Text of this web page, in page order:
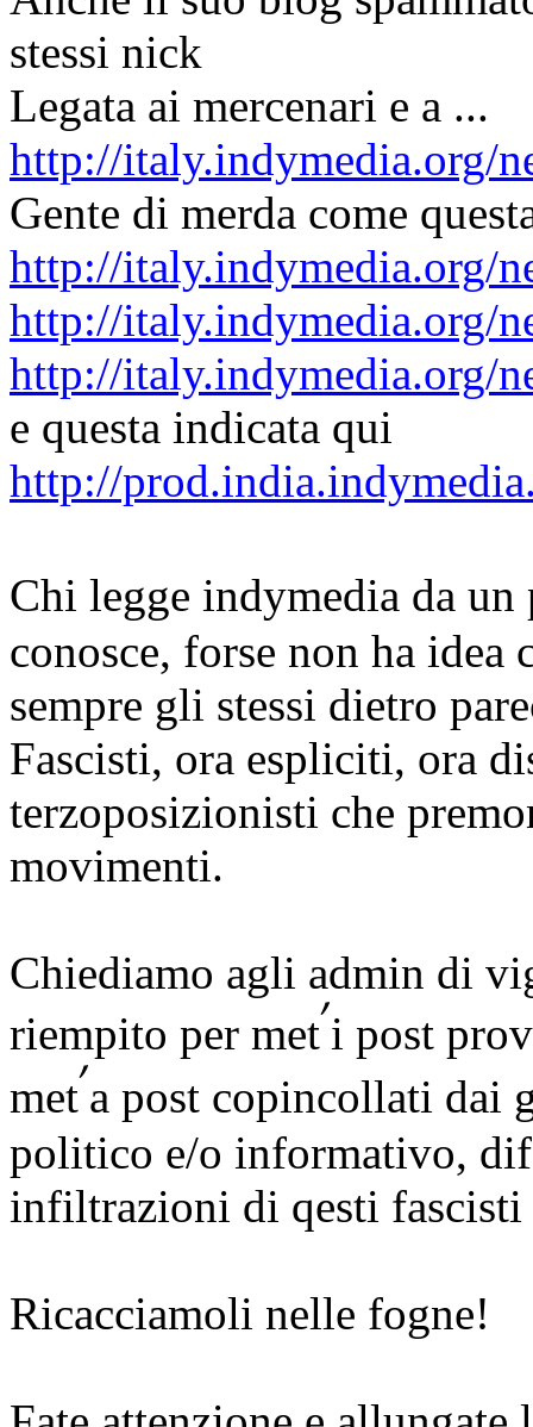
stessi nick
Legata ai mercenari e a ...
http://italy.indymedia.org/
Gente di merda come
http://italy.indymedia.org/
http://italy.indymedia.org/
http://italy.indymedia.org/
e questa indicata qui
http://
Chi legge indymedia da
conosce, forse non ha idea
sempre gli stessi dietro
Fascisti, ora espliciti, ora
terzoposizionisti che
movimenti.
Chiediamo agli admin di
riempito per metࠤi post provenienti da questo sito e per l'altra
metࠤa post copincollati dai giornali privi di qualsiasi senso
politico e/o informativo,
infiltrazioni di qesti fascisti
Ricacciamoli nelle fogne!